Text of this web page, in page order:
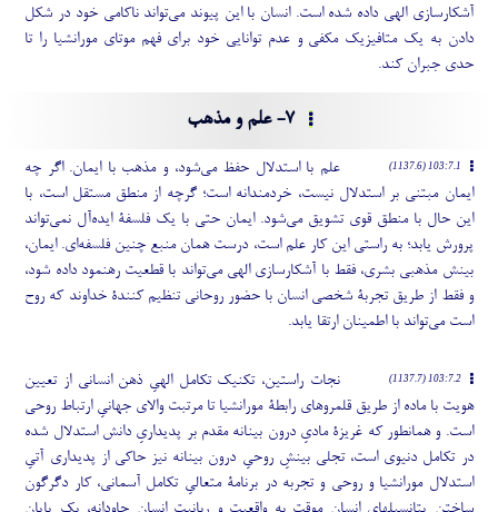
آشکارسازی الهی داده شده است. انسان با این پیوند میتواند ناکامی خود در شکل
دادن به یک متافیزیک مکفی و عدم توانایی خود برای فهم موتای مورانشیا را تا
حدی جبران کند.
7- علم و مذهب
103:7.1 (1137.6) علم با استدلال حفظ میشود، و مذهب با ایمان. اگر چه
ایمان مبتنی بر استدلال نیست، خردمندانه است؛ گرچه از منطق مستقل است، با
این حال با منطق قوی تشویق میشود. ایمان حتی با یک فلسفۀ ایدهآل نمیتواند
پرورش یابد؛ به راستی این کار علم است، درست همان منبع چنین فلسفهای. ایمان،
بینش مذهبی بشری، فقط با آشکارسازی الهی میتواند با قطعیت رهنمود داده شود،
و فقط از طریق تجربۀ شخصی انسان با حضور روحانی تنظیم کنندۀ خداوند که روح
است میتواند با اطمینان ارتقا یابد.
103:7.2 (1137.7)
نجات راستین، تکنیک تکامل الهیِ ذهن انسانی از تعیین
هویت با ماده از طریق قلمروهای رابطۀ مورانشیا تا مرتبت والای جهانیِ ارتباط روحی
است. و همانطور که غریزۀ مادیِ درون بینانه مقدم بر پدیداریِ دانش استدلال شده
در تکامل دنیوی است، تجلی بینشِ روحیِ درون بینانه نیز حاکی از پدیداری آتیِ
استدلال مورانشیا و روحی و تجربه در برنامۀ متعالیِ تکامل آسمانی، کار دگرگون